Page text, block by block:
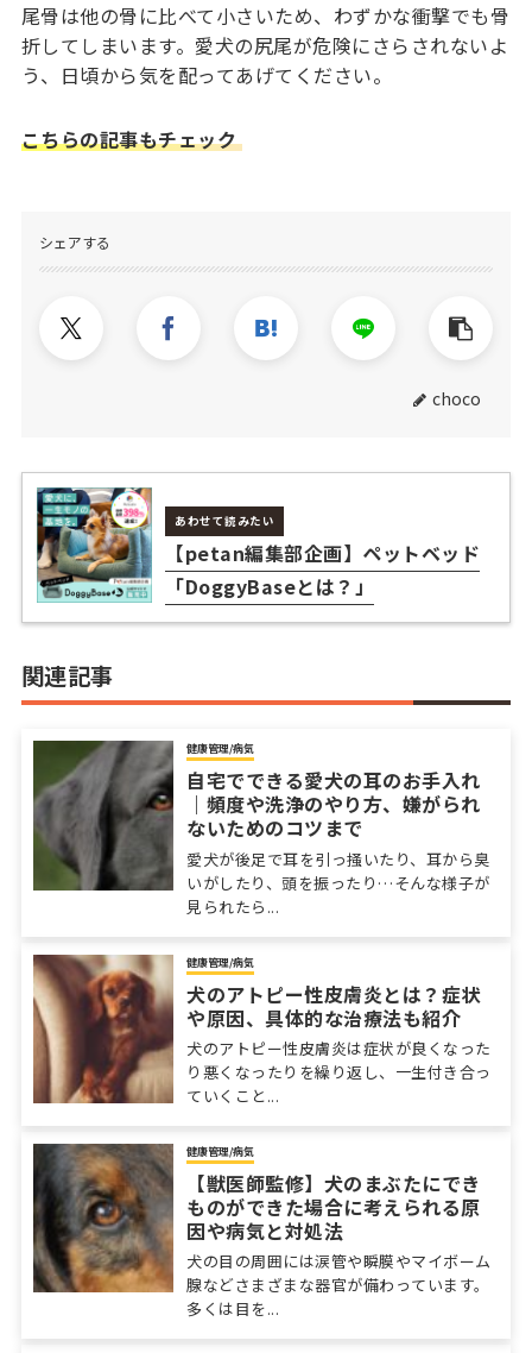
尾骨は他の骨に比べて小さいため、わずかな衝撃でも骨
折してしまいます。愛犬の尻尾が危険にさらされないよ
う、日頃から気を配ってあげてください。
こちらの記事もチェック
シェアする
choco
あわせて読みたい
【petan編集部企画】ペットベッド
「DoggyBaseとは？」
関連記事
健康管理/病気
自宅でできる愛犬の耳のお手入れ
｜頻度や洗浄のやり方、嫌がられ
ないためのコツまで
愛犬が後足で耳を引っ掻いたり、耳から臭
いがしたり、頭を振ったり…そんな様子が
見られたら...
健康管理/病気
犬のアトピー性皮膚炎とは？症状
や原因、具体的な治療法も紹介
犬のアトピー性皮膚炎は症状が良くなった
り悪くなったりを繰り返し、一生付き合っ
ていくこと...
健康管理/病気
【獣医師監修】犬のまぶたにでき
ものができた場合に考えられる原
因や病気と対処法
犬の目の周囲には涙管や瞬膜やマイボーム
腺などさまざまな器官が備わっています。
多くは目を...